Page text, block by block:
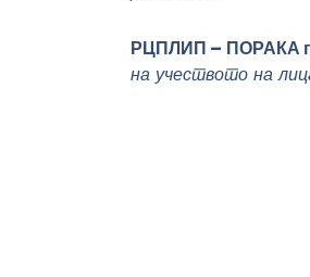
РЦПЛИП – ПОРАКА
на учеството на